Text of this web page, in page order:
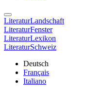
LiteraturLandschaft
LiteraturFenster
LiteraturLexikon
LiteraturSchweiz
Deutsch
Français
Italiano